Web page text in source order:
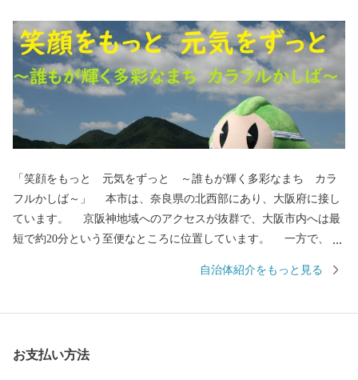
「笑顔をもっと 元気をずっと ～誰もが輝く多彩なまち カラ
フルかしば～」 本市は、奈良県の北西部にあり、大阪府に接し
ています。 京阪神地域へのアクセスが抜群で、大阪市内へは最
短で約20分という至便なところに位置しています。 一方で、古
と深い歴史が魅力でありながら、地場産業と新たな産業が共存し
ちをめざしています。
自治体紹介をもっと見る
お支払い方法